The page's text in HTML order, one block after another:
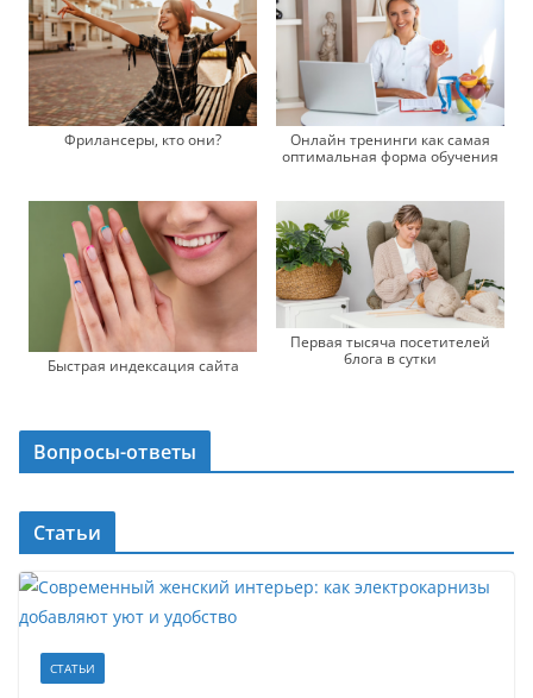
Фрилансеры, кто они?
Онлайн тренинги как самая
оптимальная форма обучения
Быстрая индексация сайта
Первая тысяча посетителей
блога в сутки
Вопросы-ответы
Статьи
СТАТЬИ